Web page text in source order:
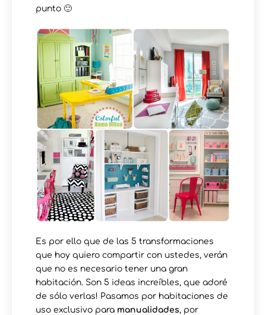
punto 🙂
Es por ello que de las 5 transformaciones
que hoy quiero compartir con ustedes, verán
que no es necesario tener una gran
habitación. Son 5 ideas increíbles, que adoré
de sólo verlas! Pasamos por habitaciones de
uso exclusivo para manualidades, por